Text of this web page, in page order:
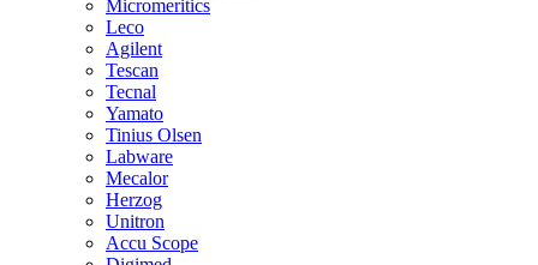
Micromeritics
Leco
Agilent
Tescan
Tecnal
Yamato
Tinius Olsen
Labware
Mecalor
Herzog
Unitron
Accu Scope